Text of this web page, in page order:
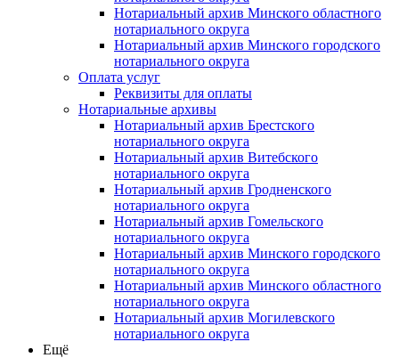
Нотариальный архив Минского областного
нотариального округа
Нотариальный архив Минского городского
нотариального округа
Оплата услуг
Реквизиты для оплаты
Нотариальные архивы
Нотариальный архив Брестского
нотариального округа
Нотариальный архив Витебского
нотариального округа
Нотариальный архив Гродненского
нотариального округа
Нотариальный архив Гомельского
нотариального округа
Нотариальный архив Минского городского
нотариального округа
Нотариальный архив Минского областного
нотариального округа
Нотариальный архив Могилевского
нотариального округа
Ещё